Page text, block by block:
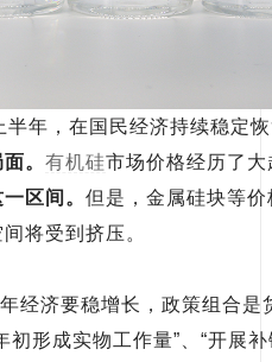
半年，在国民经济持续稳定
。 有机硅市场价格经历了
区间。 但是，金属硅块等
将受到挤压。
经济要稳增长，政策组合
初形成实物工作量”、“开展